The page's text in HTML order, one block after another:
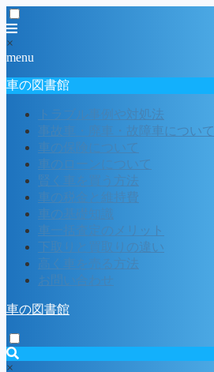
×
menu
車の図書館
トラブル事例や対処法
事故車・廃車・故障車について
車の保険について
車のローンについて
賢く車を買う方法
車の税金と維持費
車の基礎知識
車一括査定のメリット
下取りと買取りの違い
高く車を売る方法
お問い合わせ
車の図書館
×